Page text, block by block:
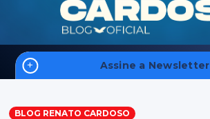
Assine a Newsletter
BLOG RENATO CARDOSO